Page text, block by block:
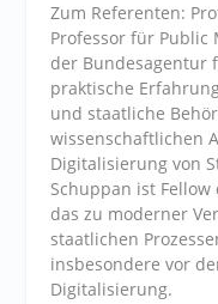
Zum Referenten:
Professor für Public
der Bundesagentur
praktische
und staatliche
wissenschaftlichen
Digitalisierung von
Schuppan ist
das zu moderner
staatlichen
insbesondere vor
Digitalisierung.